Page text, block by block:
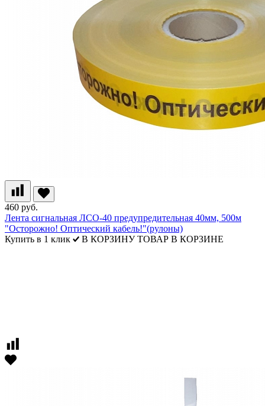
460 руб.
Лента сигнальная ЛСО-40 предупредительная 40мм, 500м
"Осторожно! Оптический кабель!"(рулоны)
Купить в 1 клик
В КОРЗИНУ ТОВАР В КОРЗИНЕ